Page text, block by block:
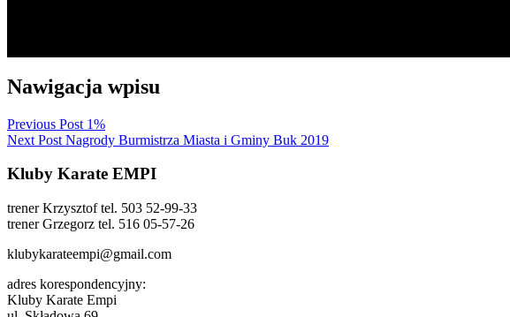
Nawigacja wpisu
Previous Post 1%
Next Post Nagrody Burmistrza Miasta i Gminy Buk 2019
Kluby Karate EMPI
trener Krzysztof tel. 503 52-99-33
trener Grzegorz tel. 516 05-57-26
klubykarateempi@gmail.com
adres korespondencyjny:
Kluby Karate Empi